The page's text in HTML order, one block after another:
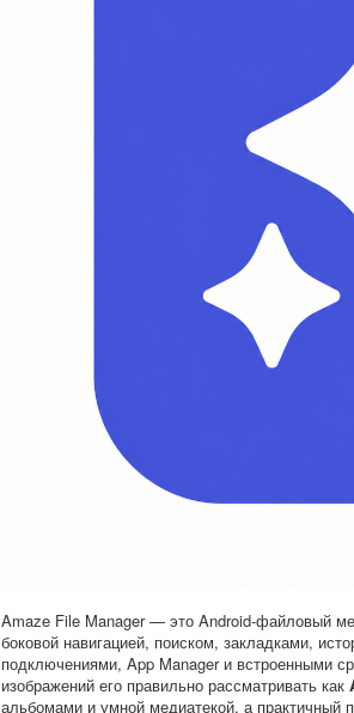
Amaze File Manager — это Android-файловый
боковой навигацией, поиском, закладками,
подключениями, App Manager и встроенными
изображений его правильно рассматривать как
альбомами и умной медиатекой, а практичный